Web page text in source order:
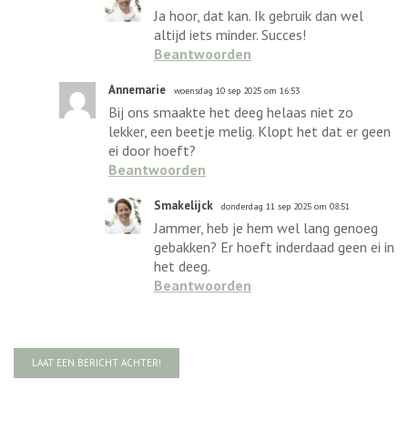
Ja hoor, dat kan. Ik gebruik dan wel
altijd iets minder. Succes!
Beantwoorden
Annemarie woensdag 10 sep 2025 om 16:53
Bij ons smaakte het deeg helaas niet zo
lekker, een beetje melig. Klopt het dat er geen
ei door hoeft?
Beantwoorden
Smakelijck donderdag 11 sep 2025 om 08:51
Jammer, heb je hem wel lang genoeg
gebakken? Er hoeft inderdaad geen ei in
het deeg.
Beantwoorden
LAAT EEN BERICHT ACHTER!